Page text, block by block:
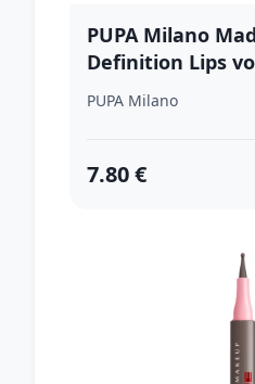
PUPA Milano
Definition Lips
ceruzka na pery
PUPA Milano
7.80 €